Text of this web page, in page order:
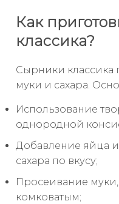
Как
классика?
Сырники классика
муки и сахара.
Использование
однородной
Добавление яйца
сахара по вкусу;
Просеивание
комковатым;